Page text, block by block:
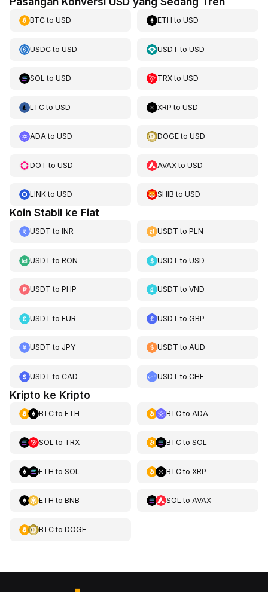
BTCto USD ETH toUSD
USDCto USD USDT toUSD
SOL to USD TRXtoUSD
LTCto USD XRP toUSD
ADAto USD DOGEtoUSD
DOT to USD AVAXtoUSD
LINKto USD SHIB toUSD
Koin Stabil ke Fiat
USDT to INR USDT toPLN
USDT to RON USDT toUSD
USDT to PHP USDT toVND
USDT to EUR USDT toGBP
USDT to JPY USDT toAUD
USDT to CAD USDT toCHF
Kripto ke Kripto
BTCto ETH BTCto ADA
SOL to TRX BTCto SOL
ETH to SOL BTCto XRP
ETH to BNB SOL to AVAX
BTCto DOGE